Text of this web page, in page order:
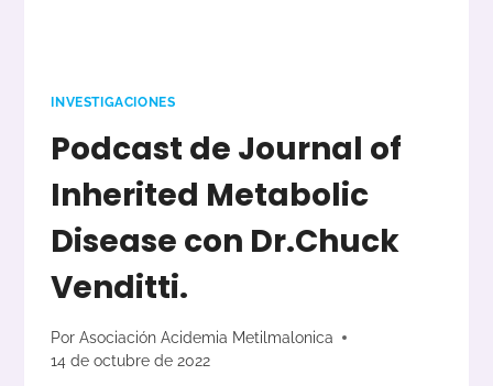
INVESTIGACIONES
Podcast de Journal of
Inherited Metabolic
Disease con Dr.Chuck
Venditti.
Por Asociación Acidemia Metilmalonica
14 de octubre de 2022